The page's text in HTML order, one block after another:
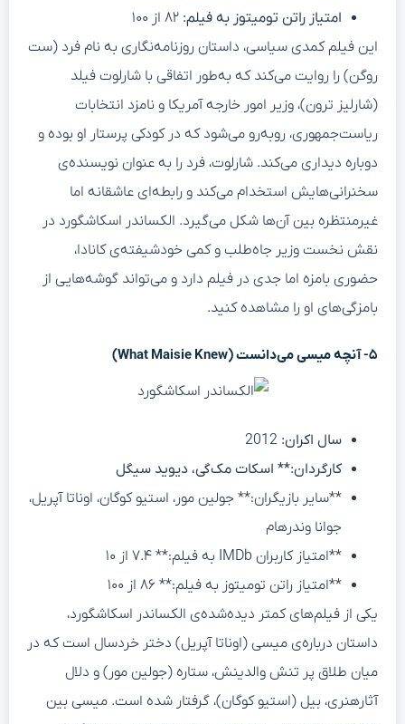
امتیاز راتن تومیتوز به فیلم:
این فیلم کمدی سیاسی، داستان روزنامه‌نگاری به نام فرد (ست
روگن) را روایت می‌کند که به‌طور اتفاقی با شارلوت فیلد
(شارلیز ترون)، وزیر امور خارجه آمریکا و نامزد انتخابات
ریاست‌جمهوری، روبه‌رو می‌شود که در کودکی پرستار او بوده و
دوباره دیداری می‌کند. شارلوت، فرد را به‌ عنوان نویسنده‌ی
سخنرانی‌هایش استخدام می‌کند و رابطه‌ای عاشقانه اما
غیرمنتظره بین آن‌ها شکل می‌گیرد. الکساندر اسکاشگورد در
نقش نخست وزیر جاه‌طلب و کمی خودشیفته‌ی کانادا،
حضوری بامزه اما جدی در فیلم دارد و می‌تواند گوشه‌هایی از
بامزگی‌های او را مشاهده کنید.
۵- آنچه میسی می‌دانست (What Maisie Knew)
سال اکران:
کارگردان:** اسکات مک‌گی، دیوید سیگل
**سایر بازیگران:** جولین مور، استیو کوگان، اوناتا آپریل،
جوانا وندرهام
**امتیاز کاربران IMDb به فیلم:** ۷.۴ از ۱۰
**امتیاز راتن تومیتوز به فیلم:** ۸۶ از ۱۰۰
یکی از فیلم‌های کمتر دیده‌شده‌ی الکساندر اسکاشگورد،
داستان درباره‌ی میسی (اوناتا آپریل) دختر خردسال است که در
میان طلاق پر تنش والدینش، ستاره (جولین مور) و دلال
آثارهنری، بیل (استیو کوگان)، گرفتار شده است. میسی بین